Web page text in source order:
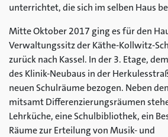
unterrichtet, die sich im selben Haus
Mitte Oktober 2017 ging es für den
Verwaltungssitz der Käthe-Kollwitz-
zurück nach Kassel. In der 3. Etage,
des Klinik-Neubaus in der
neuen Schulräume bezogen. Neben
mitsamt Differenzierungsräumen
Lehrküche, eine Schulbibliothek, ein
Räume zur Erteilung von Musik- und